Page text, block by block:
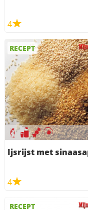
4
RECEPT
Ijsrijst met
4
RECEPT